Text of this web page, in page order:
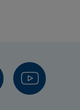
öppnas i nytt